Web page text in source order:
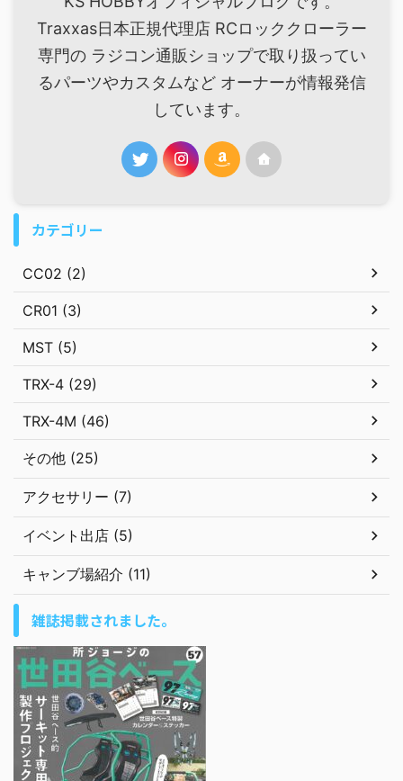
Traxxas日本正規代理店 RCロッククローラー
専門の ラジコン通販ショップで取り扱ってい
るパーツやカスタムなど オーナーが情報発信
しています。
カテゴリー
CC02 (2)
CR01 (3)
MST (5)
TRX-4 (29)
TRX-4M (46)
その他 (25)
アクセサリー (7)
イベント出店 (5)
キャンブ場紹介 (11)
雑誌掲載されました。